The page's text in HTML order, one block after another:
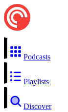
Podcasts
Playlists
Discover